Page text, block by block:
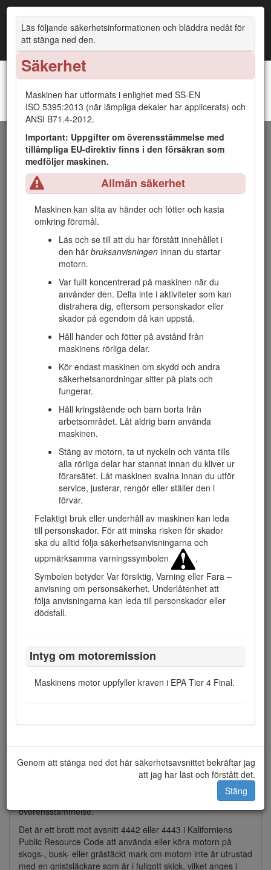
Läs följande säkerhetsinformationen och bläddra nedåt för
att stänga ned den.
Säkerhet
Maskinen har utformats i enlighet med SS-EN
ISO 5395:2013 (när lämpliga dekaler har applicerats) och
ANSI B71.4-2012.
Important: Uppgifter om överensstämmelse med
tillämpliga EU-direktiv finns i den försäkran som
medföljer maskinen.
Allmän säkerhet
Maskinen kan slita av händer och fötter och kasta
omkring föremål.
Läs och se till att du har förstått innehållet i
den här bruksanvisningen innan du startar
motorn.
Var fullt koncentrerad på maskinen när du
använder den. Delta inte i aktiviteter som kan
distrahera dig, eftersom personskador eller
skador på egendom då kan uppstå.
Håll händer och fötter på avstånd från
maskinens rörliga delar.
Kör endast maskinen om skydd och andra
säkerhetsanordningar sitter på plats och
fungerar.
Håll kringstående och barn borta från
arbetsområdet. Låt aldrig barn använda
maskinen.
Stäng av motorn, ta ut nyckeln och vänta tills
alla rörliga delar har stannat innan du kliver ur
förarsätet. Låt maskinen svalna innan du utför
service, justerar, rengör eller ställer den i
förvar.
Felaktigt bruk eller underhåll av maskinen kan leda
till personskador. För att minska risken för skador
ska du alltid följa säkerhetsanvisningarna och
uppmärksamma varningssymbolen
.
Symbolen betyder Var försiktig, Varning eller Fara –
anvisning om personsäkerhet. Underlåtenhet att
följa anvisningarna kan leda till personskador eller
dödsfall.
Intyg om motoremission
Maskinens motor uppfyller kraven i EPA Tier 4 Final.
Genom att stänga ned det här säkerhetsavsnittet bekräftar jag
att jag har läst och förstått det.
Stäng
Reelmaster®-traktorenheterna 3555 och 3575
Introduktion
Maskinen är en åkgräsklippare med cylinderknivar som är
avsedd att användas av yrkesförare som anlitats för
kommersiellt arbete. Den är främst konstruerad för att klippa
gräs på väl underhållna parkgräsmattor, golfbanor,
sportanläggningar och kommersiella anläggningar. Den är
motorvägen eller för jordbruksändamål.
och underhålla produkten på rätt sätt och för att undvika
person- och produktskador. Du är ansvarig för att produkten
används på ett korrekt och säkert sätt.
Kontakta gärna Toro direkt på www.Toro.com för att få
information om produkter och tillbehör, få hjälp med att hitta
en återförsäljare eller för att registrera din produkt.
kundservice och ha produktens modell- och artikelnummer
till hands om du har behov av service, Toro-originaldelar
eller ytterligare information. Figur1visar var på produkten
modell- och serienumren sitter. Skriv numren i det tomma
Figur 1
Plats för modell- och serienummer
I den här bruksanvisningen anges potentiella risker och alla
säkerhetsmeddelanden har markerats med en
varningssymbol (Figur 2), som anger fara som kan leda till
allvarliga personskador eller dödsfall om föreskrifterna inte
Figur 2
markera information.Viktigtanger speciell teknisk
information och
Observera anger allmän information som
bör ges särskild uppmärksamhet.
Produkten uppfyller alla relevanta europeiska direktiv. Mer
information finns i produktens separata försäkran om
överensstämmelse.
Det är ett brott mot avsnitt 4442 eller 4443 i Kaliforniens
Public Resource Code att använda eller köra motorn på
skogs-, busk- eller grästäckt mark om motorn inte är utrustad
med en gnistsläckare som är i fullgott skick, vilket anges i